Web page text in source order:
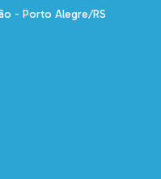
- Porto Alegre/RS